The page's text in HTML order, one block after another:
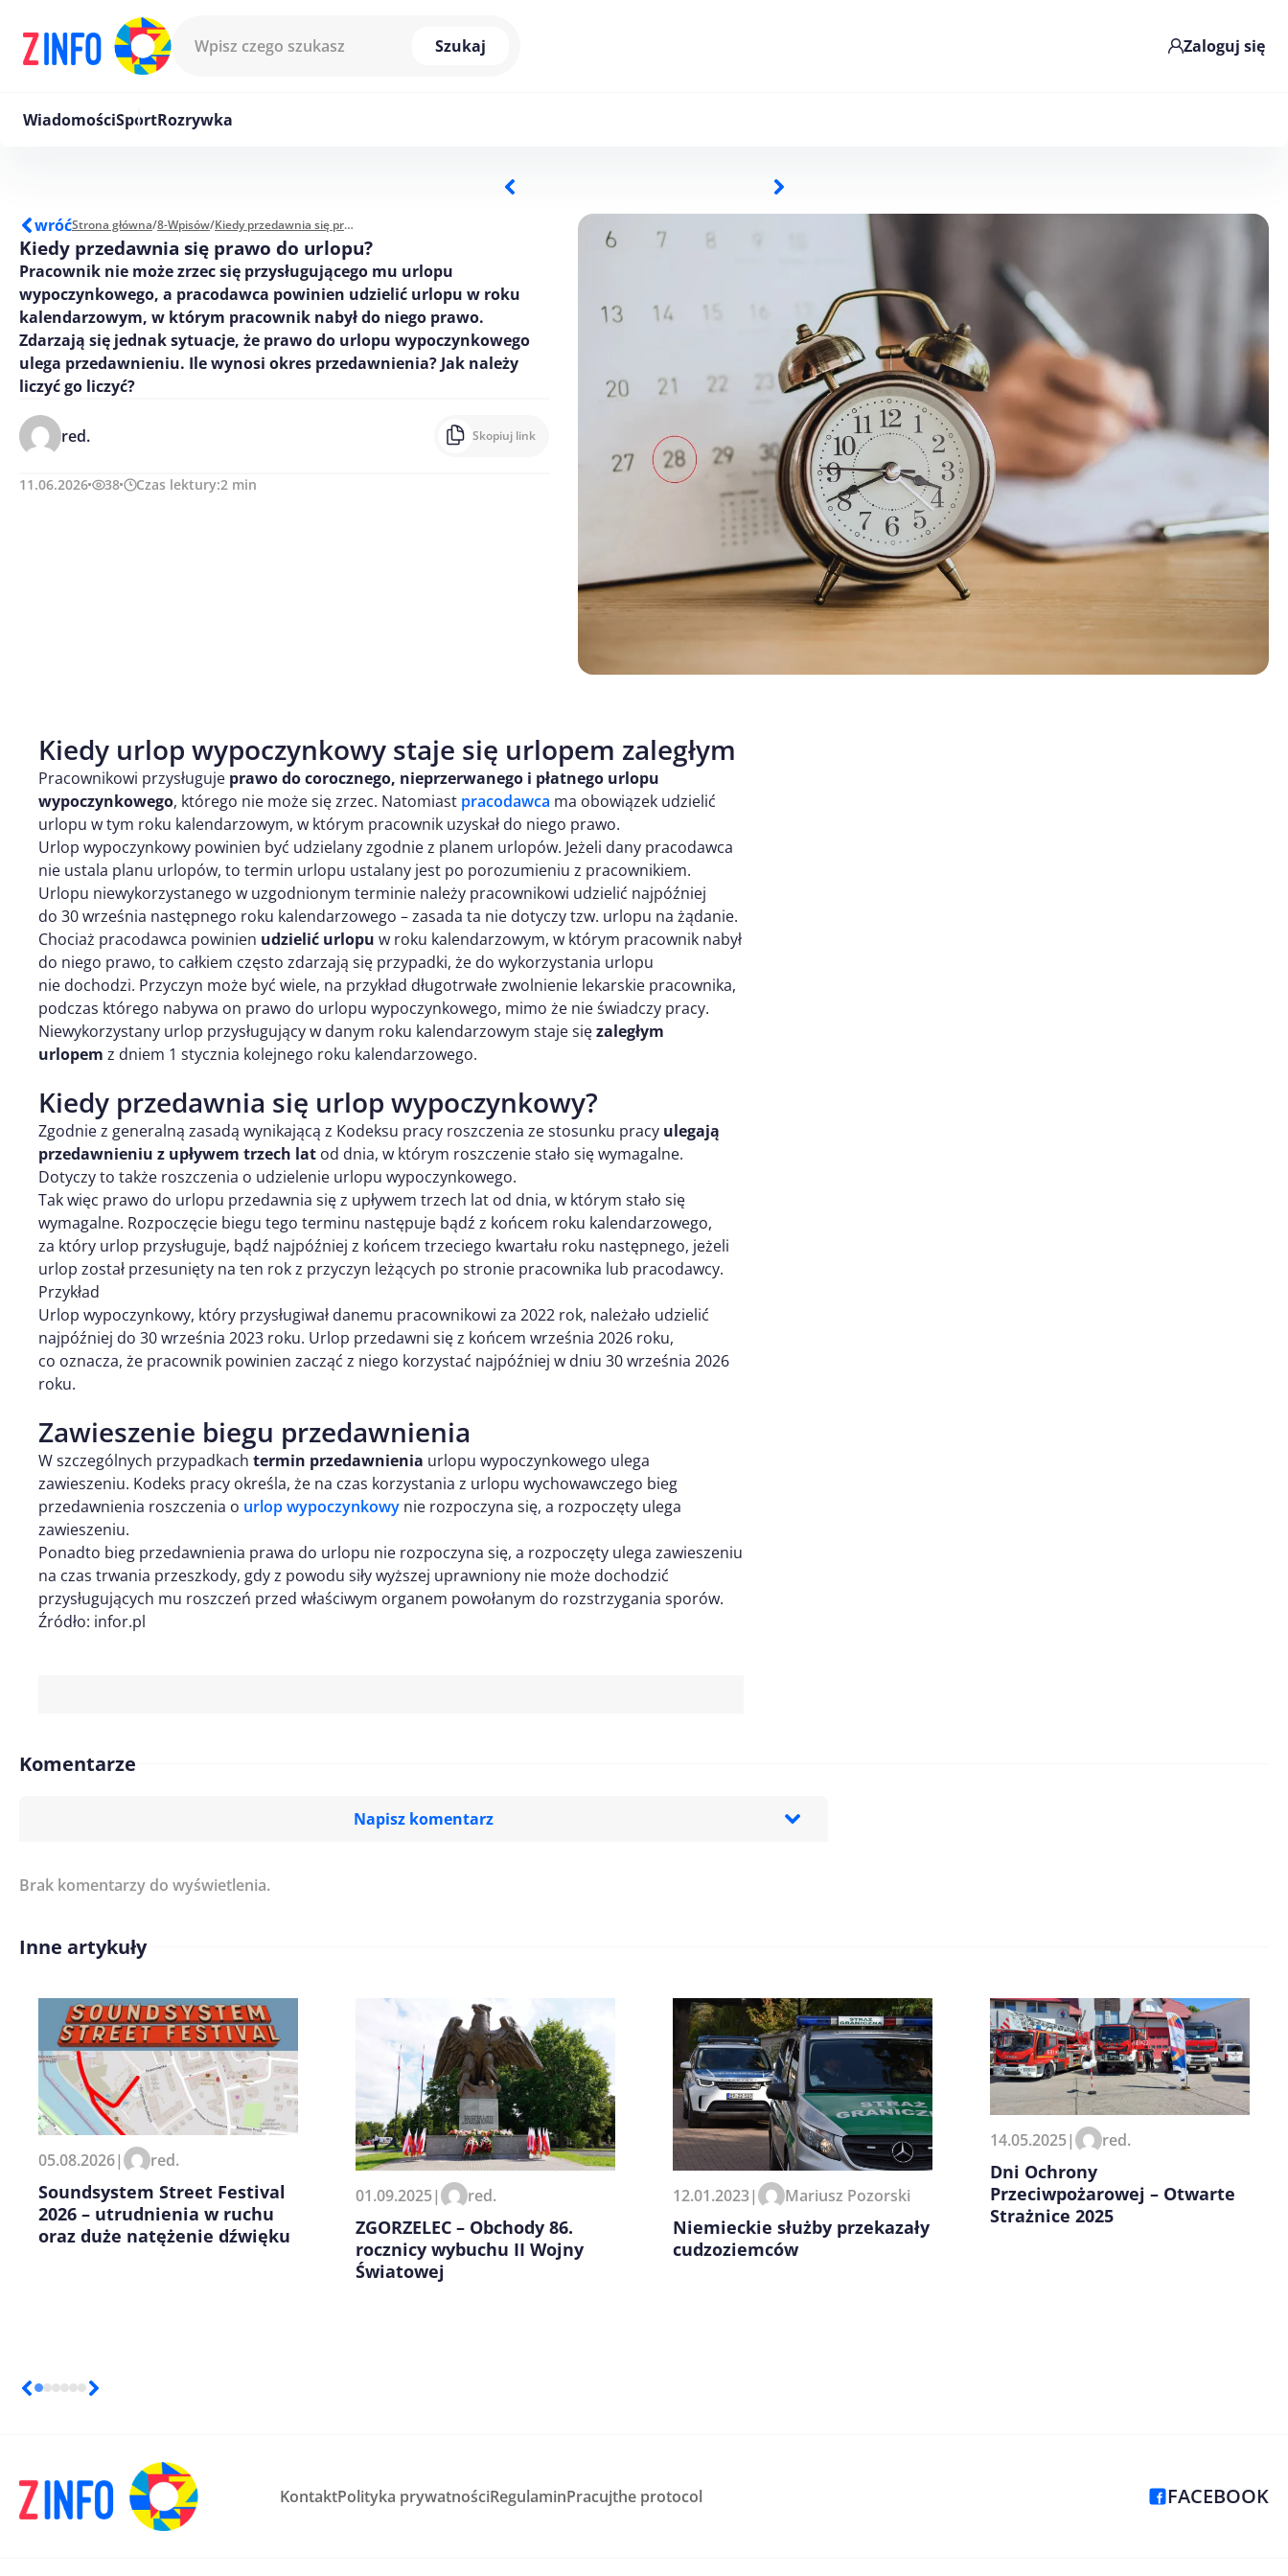
Szukaj
Zaloguj się
WiadomościSportRozrywka
wróćStrona główna/8-Wpisów/ Kiedy przedawnia się prawo do urlopu?
Kiedy przedawnia się prawo do urlopu?
Pracownik nie może zrzec się przysługującego mu urlopu
wypoczynkowego, a pracodawca powinien udzielić urlopu w roku
kalendarzowym, w którym pracownik nabył do niego prawo.
Zdarzają się jednak sytuacje, że prawo do urlopu wypoczynkowego
ulega przedawnieniu. Ile wynosi okres przedawnienia? Jak należy
liczyć go liczyć?
red. Skopiuj link
11.06.2026 38 Czas lektury:2 min
Kiedy urlop wypoczynkowy staje się urlopem zaległym
Pracownikowi przysługuje prawo do corocznego, nieprzerwanego i płatnego urlopu
wypoczynkowego, którego nie może się zrzec. Natomiast pracodawca ma obowiązek udzielić
urlopu w tym roku kalendarzowym, w którym pracownik uzyskał do niego prawo.
Urlop wypoczynkowy powinien być udzielany zgodnie z planem urlopów. Jeżeli dany pracodawca
nie ustala planu urlopów, to termin urlopu ustalany jest po porozumieniu z pracownikiem.
Urlopu niewykorzystanego w uzgodnionym terminie należy pracownikowi udzielić najpóźniej
do 30 września następnego roku kalendarzowego – zasada ta nie dotyczy tzw. urlopu na żądanie.
Chociaż pracodawca powinien udzielić urlopu w roku kalendarzowym, w którym pracownik nabył
do niego prawo, to całkiem często zdarzają się przypadki, że do wykorzystania urlopu
nie dochodzi. Przyczyn może być wiele, na przykład długotrwałe zwolnienie lekarskie pracownika,
podczas którego nabywa on prawo do urlopu wypoczynkowego, mimo że nie świadczy pracy.
Niewykorzystany urlop przysługujący w danym roku kalendarzowym staje sięzaległym
urlopem z dniem 1 stycznia kolejnego roku kalendarzowego.
Kiedy przedawnia się urlop wypoczynkowy?
Zgodnie z generalną zasadą wynikającą z Kodeksu pracy roszczenia ze stosunku pracy ulegają
przedawnieniu z upływem trzech lat od dnia, w którym roszczenie stało się wymagalne.
Dotyczy to także roszczenia o udzielenie urlopu wypoczynkowego.
Tak więc prawo do urlopu przedawnia się z upływem trzech lat od dnia, w którym stało się
wymagalne. Rozpoczęcie biegu tego terminu następuje bądź z końcem roku kalendarzowego,
za który urlop przysługuje, bądź najpóźniej z końcem trzeciego kwartału roku następnego, jeżeli
urlop został przesunięty na ten rok z przyczyn leżących po stronie pracownika lub pracodawcy.
Przykład
Urlop wypoczynkowy, który przysługiwał danemu pracownikowi za 2022 rok, należało udzielić
najpóźniej do 30 września 2023 roku. Urlop przedawni się z końcem września 2026 roku,
co oznacza, że pracownik powinien zacząć z niego korzystać najpóźniej w dniu 30 września 2026
roku.
Zawieszenie biegu przedawnienia
W szczególnych przypadkach termin przedawnienia urlopu wypoczynkowego ulega
zawieszeniu. Kodeks pracy określa, że na czas korzystania z urlopu wychowawczego bieg
przedawnienia roszczenia o urlop wypoczynkowy nie rozpoczyna się, a rozpoczęty ulega
zawieszeniu.
Ponadto bieg przedawnienia prawa do urlopu nie rozpoczyna się, a rozpoczęty ulega zawieszeniu
na czas trwania przeszkody, gdy z powodu siły wyższej uprawniony nie może dochodzić
przysługujących mu roszczeń przed właściwym organem powołanym do rozstrzygania sporów.
Źródło: infor.pl
Komentarze
Napisz komentarz
Imię/ Nick*
Zapamiętaj moje dane w tej przeglądarce podczas pisania
kolejnych komentarzy.
Brak komentarzy do wyświetlenia.
Inne artykuły
05.08.2026| red.
Soundsystem Street Festival
2026 – utrudnienia w ruchu
oraz duże natężenie dźwięku
01.09.2025| red.
ZGORZELEC – Obchody 86.
rocznicy wybuchu II Wojny
Światowej
12.01.2023| Mariusz Pozorski
Niemieckie służby przekazały
cudzoziemców
14.05.2025| red.
Dni Ochrony
Przeciwpożarowej – Otwarte
Strażnice 2025
KontaktPolityka prywatnościRegulaminPracujthe protocol FACEBOOK